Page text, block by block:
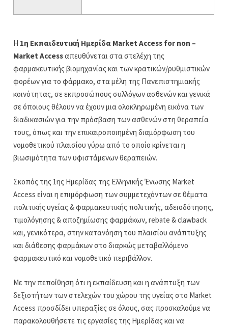
Η 1η Εκπαιδευτική Ημερίδα Market Access for non –
Market Accessαπευθύνεται στα στελέχη της
φαρμακευτικής βιομηχανίας και των κρατικών/ρυθμιστικών
φορέων για το φάρμακο, στα μέλη της Πανεπιστημιακής
κοινότητας, σε εκπροσώπους συλλόγων ασθενών και γενικά
σε όποιους θέλουν να έχουν μια ολοκληρωμένη εικόνα των
διαδικασιών για την πρόσβαση των ασθενών στη θεραπεία
τους, όπως και την επικαιροποιημένη διαμόρφωση του
νομοθετικού πλαισίου γύρω από το οποίο κρίνεται η
βιωσιμότητα των υφιστάμενων θεραπειών.
Σκοπός της 1ης Ημερίδας της Ελληνικής Ένωσης Market
Access είναι η επιμόρφωση των συμμετεχόντων σε θέματα
πολιτικής υγείας & φαρμακευτικής πολιτικής, αδειοδότησης,
τιμολόγησης & αποζημίωσης φαρμάκων, rebate & clawback
και, γενικότερα, στην κατανόηση του πλαισίου ανάπτυξης
και διάθεσης φαρμάκων στο διαρκώς μεταβαλλόμενο
φαρμακευτικό και νομοθετικό περιβάλλον.
Με την πεποίθηση ότι η εκπαίδευση και η ανάπτυξη των
δεξιοτήτων των στελεχών του χώρου της υγείας στο Market
Access προσδίδει υπεραξίες σε όλους, σας προσκαλούμε να
παρακολουθήσετε τις εργασίες της Ημερίδας και να